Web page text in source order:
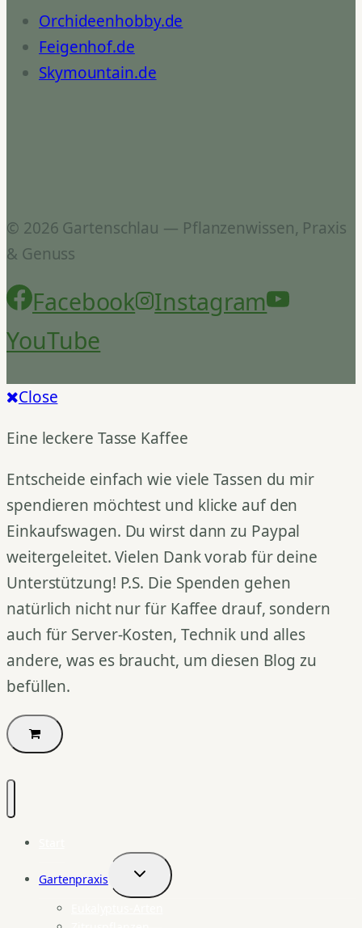
Orchideenhobby.de
Feigenhof.de
Skymountain.de
© 2026 Gartenschlau — Pflanzenwissen, Praxis
& Genuss
Facebook
Instagram
YouTube
Close
Eine leckere Tasse Kaffee
Entscheide einfach wie viele Tassen du mir
spendieren möchtest und klicke auf den
Einkaufswagen. Du wirst dann zu Paypal
weitergeleitet. Vielen Dank vorab für deine
Unterstützung! P.S. Die Spenden gehen
natürlich nicht nur für Kaffee drauf, sondern
auch für Server-Kosten, Technik und alles
andere, was es braucht, um diesen Blog zu
befüllen.
Gartenpraxis
Untermenü
umschalten